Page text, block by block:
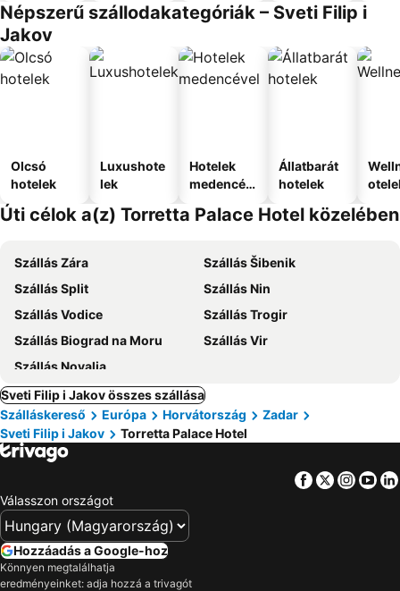
Népszerű szállodakategóriák – Sveti Filip i
Jakov
Olcsó
hotelek
Luxushote
lek
Hotelek
medencév
Állatbarát
hotelek
Úti célok a(z) Torretta Palace Hotel közelében
Szállás Zára
Szállás Šibenik
Szállás Split
Szállás Nin
Szállás Vodice
Szállás Trogir
Szállás Biograd na Moru
Szállás Vir
Szállás Novalja
Sveti Filip i Jakov összes szállása
Szálláskereső
Európa Horvátország
Zadar
Sveti Filip i Jakov
Torretta Palace Hotel
Facebook
Twitter
Válasszon országot
Hozzáadás a Google-hoz
Könnyen megtalálhatja
eredményeinket: adja hozzá a trivagót